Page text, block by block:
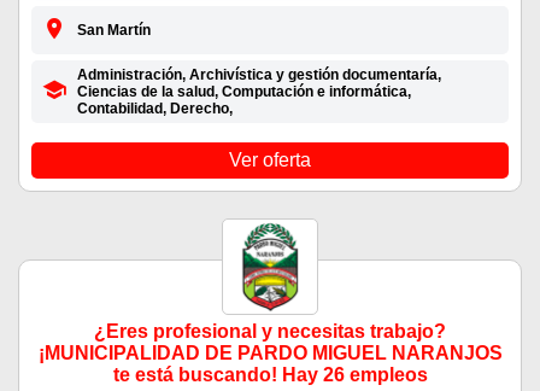
San Martín
Administración, Archivística y gestión documentaría,
Ciencias de la salud, Computación e informática,
Contabilidad, Derecho,
Ver oferta
¿Eres profesional y necesitas trabajo?
¡MUNICIPALIDAD DE PARDO MIGUEL NARANJOS
te está buscando! Hay 26 empleos